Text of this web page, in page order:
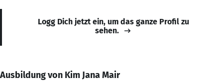
Logg Dich jetzt ein, um das ganze Profil zu
sehen.
Ausbildung von Kim Jana Mair